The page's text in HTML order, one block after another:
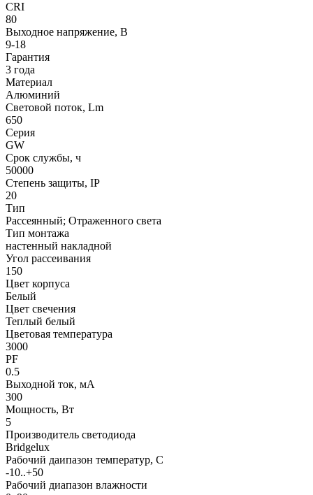
CRI
80
Выходное напряжение, В
9-18
Гарантия
3 года
Материал
Алюминий
Световой поток, Lm
650
Серия
GW
Срок службы, ч
50000
Степень защиты, IP
20
Тип
Рассеянный; Отраженного света
Тип монтажа
настенный накладной
Угол рассеивания
150
Цвет корпуса
Белый
Цвет свечения
Теплый белый
Цветовая температура
3000
PF
0.5
Выходной ток, мА
300
Мощность, Вт
5
Производитель светодиода
Bridgelux
Рабочий даипазон температур, С
-10..+50
Рабочий диапазон влажности